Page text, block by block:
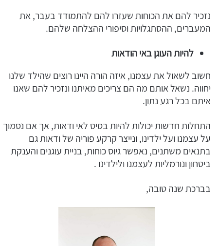
נזכיר להם את הכוחות שעזרו להם להתמודד בעבר, את
המעברים, ההסתגלויות וסיפורי ההצלחה שלהם.
להיות העוגן באי הודאות
חשוב לשאול את עצמנו, איזה הורה היינו רוצים שהילד שלנו
יחווה. נשאל אותם מה הם צריכים מאיתנו ונזכיר להם שאנו
איתם בכל רגע נתון.
התחלות חדשות יכולות להיות בסיס לאי ודאות, אך אם נסמוך
על עצמנו ועל ילדינו, ונייצר קרקע פוריה של ודאות גם
בתנאים משתנים, נאפשר גיוס כוחות, בניית עוגנים והענקת
ביטחון ונורמליות לעצמנו ולילדינו .
בברכת שנה טובה,